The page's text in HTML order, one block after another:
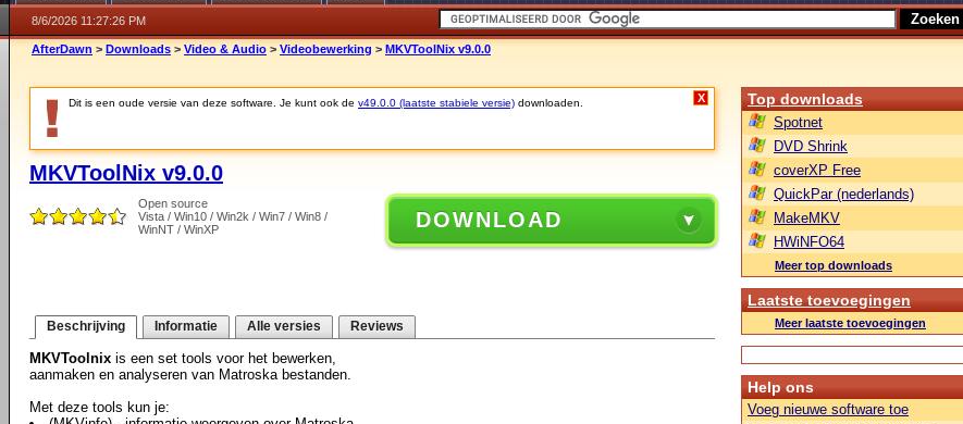
8/6/2026 11:27:26 PM
AfterDawn > Downloads > Video & Audio > Videobewerking > MKVToolNix v9.0.0
Dit is een oude versie van deze software. Je kunt ook de v49.0.0 (laatste stabiele versie) downloaden. X
MKVToolNix v9.0.0
Open source
Vista / Win10 / Win2k / Win7 / Win8 /
WinNT / WinXP
DOWNLOAD
Beschrijving Informatie Alle versies Reviews
MKVToolnix is een set tools voor het bewerken,
aanmaken en analyseren van Matroska bestanden.
Met deze tools kun je:
Top downloads
Spotnet
DVD Shrink
coverXP Free
QuickPar (nederlands)
MakeMKV
HWiNFO64
Meer top downloads
Laatste toevoegingen
Meer laatste toevoegingen
Help ons
Voeg nieuwe software toe